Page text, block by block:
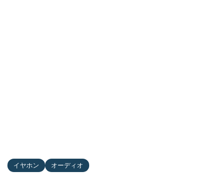
イヤホン オーディオ